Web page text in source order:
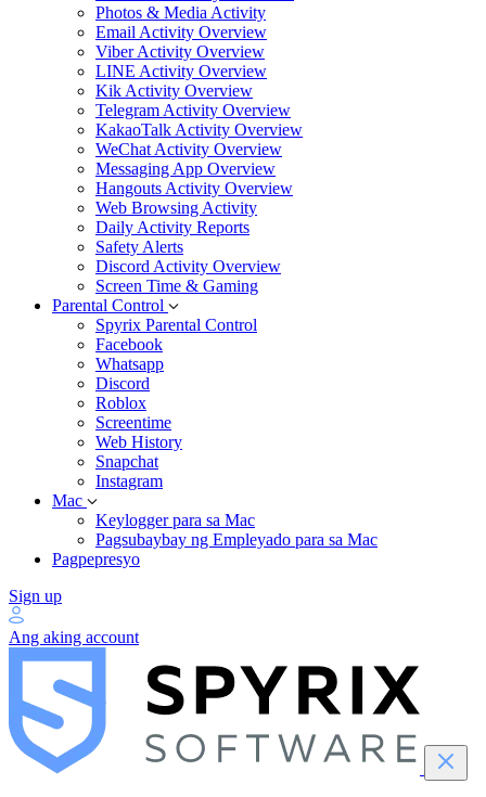
Photos & Media Activity
Email Activity Overview
Viber Activity Overview
LINE Activity Overview
Kik Activity Overview
Telegram Activity Overview
KakaoTalk Activity Overview
WeChat Activity Overview
Messaging App Overview
Hangouts Activity Overview
Web Browsing Activity
Daily Activity Reports
Safety Alerts
Discord Activity Overview
Screen Time & Gaming
Parental Control
Spyrix Parental Control
Facebook
Whatsapp
Discord
Roblox
Screentime
Web History
Snapchat
Instagram
Mac
Keylogger para sa Mac
Pagsubaybay ng Empleyado para sa Mac
Pagpepresyo
Sign up
Ang aking account